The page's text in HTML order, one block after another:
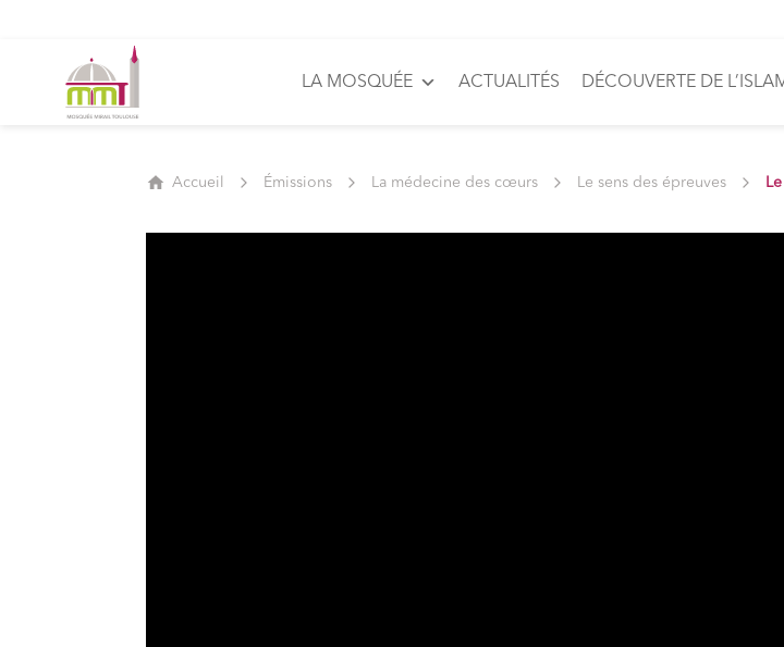
LA MOSQUÉE ACTUALITÉS DÉCOUVERTE DE
Accueil Émissions La médecine des cœurs Le sens des épreuves